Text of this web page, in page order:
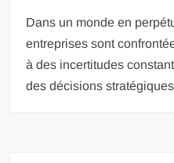
Dans un monde en
entreprises sont
à des incertitudes
des décisions